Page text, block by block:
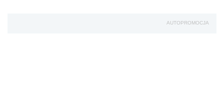
AUTOPROMOCJA